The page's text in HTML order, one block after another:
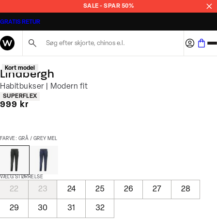
SALE - SPAR 50%
GRATIS RETUR
Kort model
Lindbergh
Habitbukser | Modern fit
Produkt egenskaber
SUPERFLEX
I alt (inkl. rabat)
999 kr
FARVE: GRÅ / GREY MEL
VÆLG STØRRELSE
22 23 24 25 26 27 28
29 30 31 32